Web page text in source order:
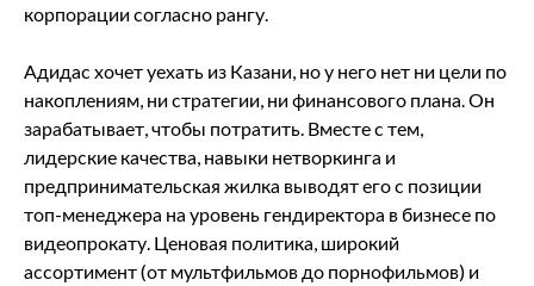
корпорации согласно рангу.
Адидас хочет уехать из Казани, но у него нет ни цели по
накоплениям, ни стратегии, ни финансового плана. Он
зарабатывает, чтобы потратить. Вместе с тем,
лидерские качества, навыки нетворкинга и
предпринимательская жилка выводят его с позиции
топ-менеджера на уровень гендиректора в бизнесе по
видеопрокату. Ценовая политика, широкий
ассортимент (от мультфильмов до порнофильмов) и